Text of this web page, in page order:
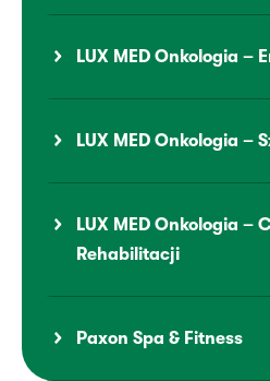
LUX MED Onkologia –
LUX MED Onkologia –
LUX MED Onkologia –
Rehabilitacji
Paxon Spa & Fitness